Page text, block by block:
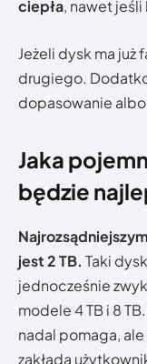
ciepła, nawet
Jeżeli dysk ma już
drugiego.
dopasowanie
Jaka
będzie
jest 2 TB. Taki
jednocześnie
modele 4 TB i 8
nadal pomaga,
zakłada